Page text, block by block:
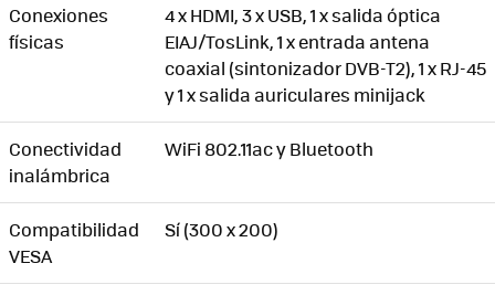
Conexiones
físicas
4 x HDMI, 3 x USB, 1 x salida óptica
EIAJ/TosLink, 1 x entrada antena
coaxial (sintonizador DVB-T2), 1 x RJ-45
y 1 x salida auriculares minijack
Conectividad
inalámbrica
WiFi 802.11ac y Bluetooth
Compatibilidad
VESA
Sí (300 x 200)